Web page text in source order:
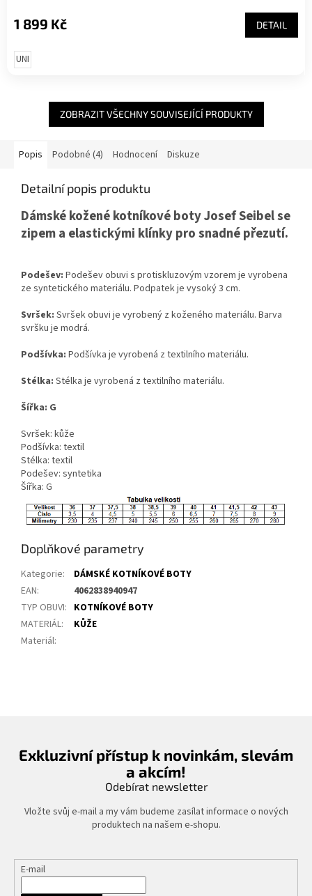
1 899 Kč DETAIL
UNI
ZOBRAZIT VŠECHNY SOUVISEJÍCÍ PRODUKTY
Popis Podobné (4) Hodnocení Diskuze
Detailní popis produktu
Dámské kožené kotníkové boty Josef Seibel se
zipem a elastickými klínky pro snadné přezutí.
Podešev: Podešev obuvi s protiskluzovým vzorem je vyrobena
ze syntetického materiálu. Podpatek je vysoký 3 cm.
Svršek: Svršek obuvi je vyrobený z koženého materiálu. Barva
svršku je modrá.
Podšívka: Podšívka je vyrobená z textilního materiálu.
Stélka: Stélka je vyrobená z textilního materiálu.
Šířka: G
Svršek: kůže
Podšívka: textil
Stélka: textil
Podešev: syntetika
Šířka: G
Doplňkové parametry
Kategorie:
DÁMSKÉ KOTNÍKOVÉ BOTY
EAN:
4062838940947
TYP OBUVI: KOTNÍKOVÉ BOTY
MATERIÁL:
KŮŽE
Materiál:
Exkluzivní přístup k novinkám, slevám
a akcím!
Odebírat newsletter
Vložte svůj e-mail a my vám budeme zasílat informace o nových
produktech na našem e-shopu.
E-mail